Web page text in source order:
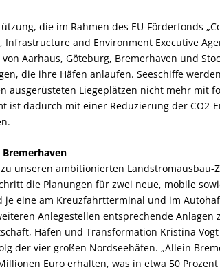
die im Rahmen des EU-Förderfonds
Infrastructure and Environment Executive
Aarhaus, Göteburg, Bremerhaven und
die ihre Häfen anlaufen. Seeschiffe
ausgerüsteten Liegeplätzen nicht mehr mit
ist dadurch mit einer Reduzierung der CO2-
zu unseren ambitionierten
die Planungen für zwei neue, mobile
je eine am Kreuzfahrtterminal und im
Anlegestellen entsprechende Anlagen
Häfen und Transformation Kristina
der vier großen Nordseehäfen. „Allein
Euro erhalten, was in etwa 50